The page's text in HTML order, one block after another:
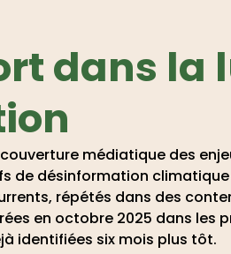
dans la
médiatique des
de désinformation
répétés dans des
en octobre 2025 dans les
identifiées six mois plus tôt.